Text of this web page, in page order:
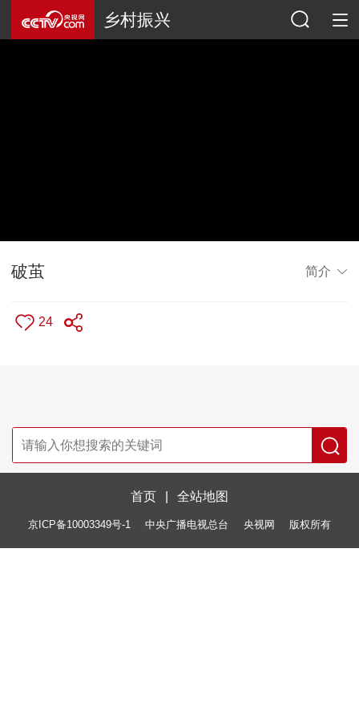
乡村振兴
破茧 简介
24
首页 全站地图
京ICP备10003349号-1 中央广播电视总台 央视网 版权所有